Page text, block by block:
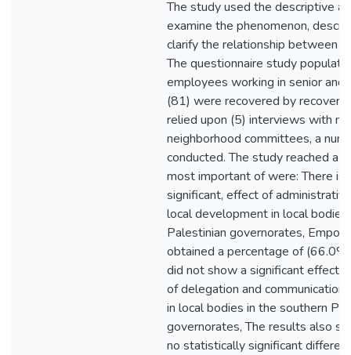
The study used the descriptive
examine the phenomenon,
clarify the relationship between
The questionnaire study
employees working in senior and
(81) were recovered by
relied upon (5) interviews with
neighborhood committees, a
conducted. The study reached a
most important of were: There is
significant, effect of
local development in local
Palestinian governorates,
obtained a percentage of
did not show a significant effect
of delegation and
in local bodies in the southern
governorates, The results also
no statistically significant